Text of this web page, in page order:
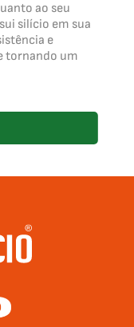
ao seu
silício em sua
e
tornando um